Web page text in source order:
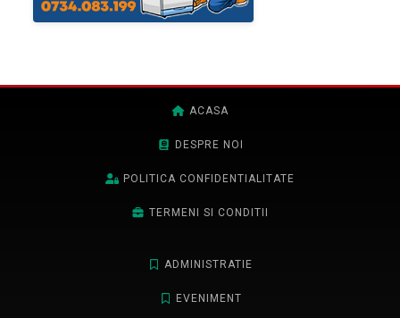
ACASA
DESPRE NOI
POLITICA CONFIDENTIALITATE
TERMENI SI CONDITII
ADMINISTRATIE
EVENIMENT